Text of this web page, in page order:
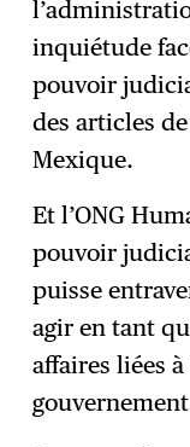
inquiétude
pouvoir
des articles
Mexique.
Et l’ONG
pouvoir
puisse
agir en tant
affaires liées